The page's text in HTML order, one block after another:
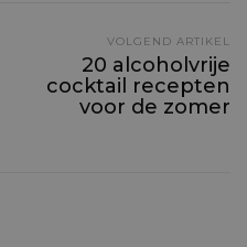
VOLGEND ARTIKEL
20 alcoholvrije
cocktail recepten
voor de zomer